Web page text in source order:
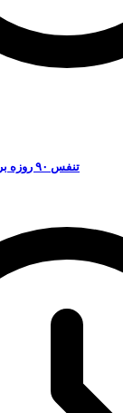
تنفس ۹۰ روزه برای سرمایه در گردش تولید